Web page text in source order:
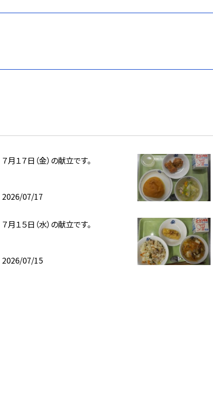
７月１７日（金）の献立です。
2026/07/17
７月１５日（水）の献立です。
2026/07/15